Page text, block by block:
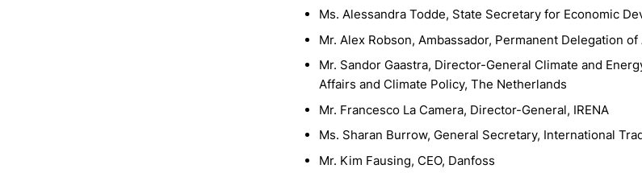
Ms. Alessandra Todde, State Secretary for Economic
Mr. Alex Robson, Ambassador, Permanent Delegation
Mr. Sandor Gaastra, Director-General Climate and
Affairs and Climate Policy, The Netherlands
Mr. Francesco La Camera, Director-General, IRENA
Ms. Sharan Burrow, General Secretary, International
Mr. Kim Fausing, CEO, Danfoss